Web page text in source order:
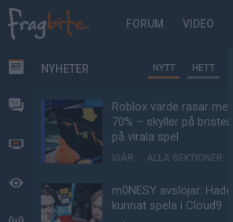
FORUM VIDEO
NYHETER
FORUM
VIDEO
BEVAKAT
NYHETER NYTT HETT
Roblox värde rasar med
70% – skyller på bristen
på virala spel
IGÅR ALLA SEKTIONER
m0NESY avslöjar: Hade
kunnat spela i Cloud9